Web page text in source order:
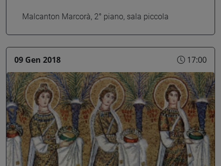
Malcanton Marcorà, 2° piano, sala piccola
09 Gen 2018 17:00